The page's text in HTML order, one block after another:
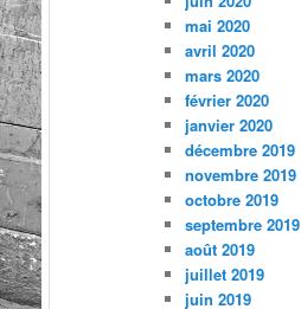
mai 2020
avril 2020
mars 2020
février 2020
janvier 2020
décembre 2019
novembre 2019
octobre 2019
septembre 2019
août 2019
juillet 2019
juin 2019